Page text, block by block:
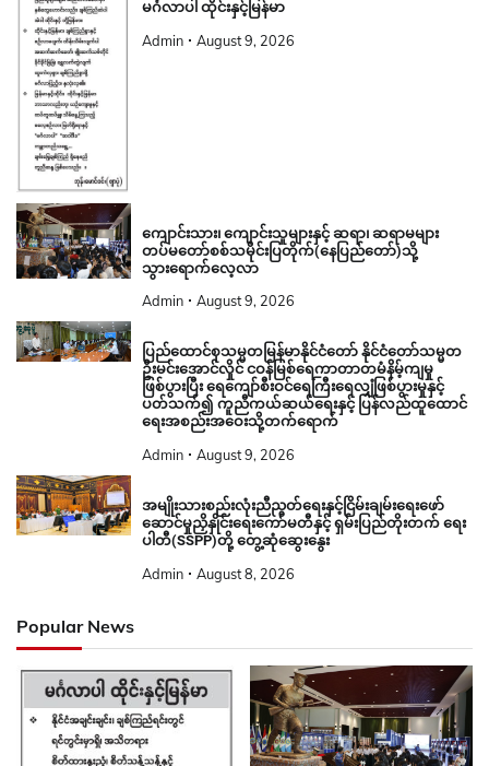
မင်္ဂလာပါ ထိုင်းနှင့်မြန်မာ
Admin August 9, 2026
ကျောင်းသား၊ ကျောင်းသူများနှင့် ဆရာ၊ ဆရာမများ
တပ်မတော်စစ်သမိုင်းပြတိုက်(နေပြည်တော်)သို့
သွားရောက်လေ့လာ
Admin August 9, 2026
ပြည်ထောင်စုသမ္မတမြန်မာနိုင်ငံတော် နိုင်ငံတော်သမ္မတ
ဦးမင်းအောင်လှိုင် ငဝန်မြစ်ရေကာတာတမံနိမ့်ကျမှု
ဖြစ်ပွားပြီး ရေကျော်စီးဝင်ရေကြီးရေလျှံဖြစ်ပွားမှုနှင့်
ပတ်သက်၍ ကူညီကယ်ဆယ်ရေးနှင့် ပြန်လည်ထူထောင်
ရေးအစည်းအဝေးသို့တက်ရောက်
Admin August 9, 2026
အမျိုးသားစည်းလုံးညီညွတ်ရေးနှင့်ငြိမ်းချမ်းရေးဖော်
ဆောင်မှုညှိနှိုင်းရေးကော်မတီနှင့် ရှမ်းပြည်တိုးတက် ရေး
ပါတီ(SSPP)တို့ တွေ့ဆုံဆွေးနွေး
Admin August 8, 2026
Popular News